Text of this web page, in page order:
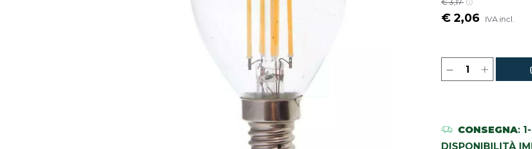
€ 3,17
€ 2,06 IVA incl.
CONSEGNA:
DISPONIBILITÀ